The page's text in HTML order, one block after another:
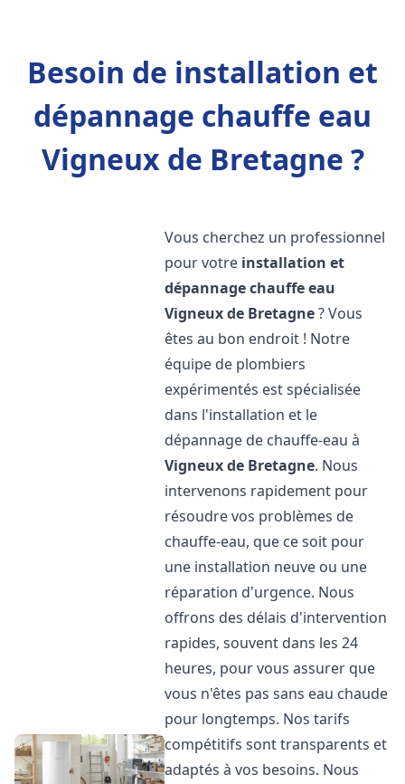
Besoin de installation et
dépannage chauffe eau
Vigneux de Bretagne ?
Vous cherchez un professionnel
pour votre installation et
dépannage chauffe eau
Vigneux de Bretagne? Vous
êtes au bon endroit ! Notre
équipe de plombiers
expérimentés est spécialisée
dans l'installation et le
dépannage de chauffe-eau à
Vigneux de Bretagne. Nous
intervenons rapidement pour
résoudre vos problèmes de
chauffe-eau, que ce soit pour
une installation neuve ou une
réparation d'urgence. Nous
offrons des délais d'intervention
rapides, souvent dans les 24
heures, pour vous assurer que
vous n'êtes pas sans eau chaude
pour longtemps. Nos tarifs
compétitifs sont transparents et
adaptés à vos besoins. Nous